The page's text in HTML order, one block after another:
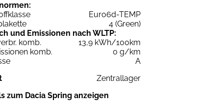
Euro6d-TEMP
4 (Green)
und Emissionen nach WLTP:
komb.
13,9 kWh/100km
komb.
0 g/km
A
Zentrallager
zum Dacia Spring anzeigen